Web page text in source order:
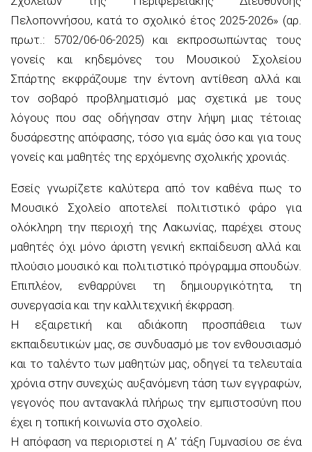
Πελοποννήσου, κατά το σχολικό έτος 2025-2026» (αρ.
πρωτ.: 5702/06-06-2025) και εκπροσωπώντας τους
γονείς και κηδεμόνες του Μουσικού Σχολείου
Σπάρτης εκφράζουμε την έντονη αντίθεση αλλά και
τον σοβαρό προβληματισμό μας σχετικά με τους
λόγους που σας οδήγησαν στην λήψη μιας τέτοιας
δυσάρεστης απόφασης, τόσο για εμάς όσο και για τους
γονείς και μαθητές της ερχόμενης σχολικής χρονιάς.
Εσείς γνωρίζετε καλύτερα από τον καθένα πως το
Μουσικό Σχολείο αποτελεί πολιτιστικό φάρο για
ολόκληρη την περιοχή της Λακωνίας, παρέχει στους
μαθητές όχι μόνο άριστη γενική εκπαίδευση αλλά και
πλούσιο μουσικό και πολιτιστικό πρόγραμμα σπουδών.
Επιπλέον, ενθαρρύνει τη δημιουργικότητα, τη
συνεργασία και την καλλιτεχνική έκφραση.
Η εξαιρετική και αδιάκοπη προσπάθεια των
εκπαιδευτικών μας, σε συνδυασμό με τον ενθουσιασμό
και το ταλέντο των μαθητών μας, οδηγεί τα τελευταία
χρόνια στην συνεχώς αυξανόμενη τάση των εγγραφών,
γεγονός που αντανακλά πλήρως την εμπιστοσύνη που
έχει η τοπική κοινωνία στο σχολείο.
Η απόφαση να περιοριστεί η Α’ τάξη Γυμνασίου σε ένα